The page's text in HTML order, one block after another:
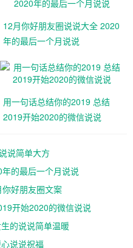
12月你好朋友圈说说大全 2020
年的最后一个月说说
用一句话总结你的2019 总结
2019开始2020的微信说说
说简单大方
的最后一个月说说
好朋友圈文案
开始2020的微信说说
的说说简单温暖
说说祝福